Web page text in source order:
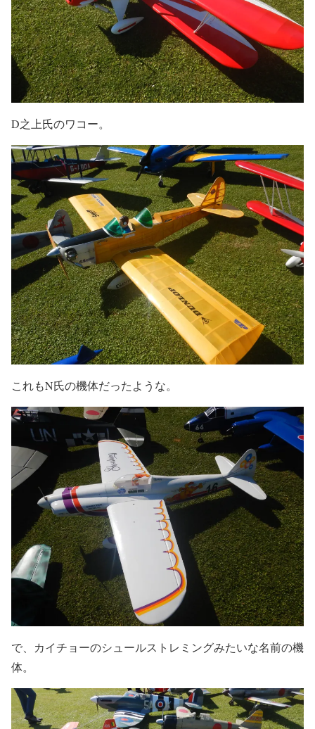
D之上氏のワコー。
これもN氏の機体だったような。
で、カイチョーのシュールストレミングみたいな名前の機
体。